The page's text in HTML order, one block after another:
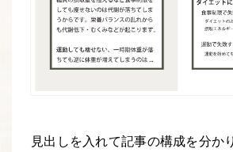
見出しを入れて記事の構成を分か